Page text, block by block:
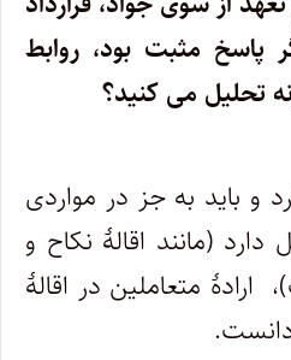
پاسخ مثبت بود، روابط
تحلیل می کنید؟
و باید به جز در مواردی
دارد (مانند اقالۀ نکاح و
متعاملین در اقالۀ
دانست.